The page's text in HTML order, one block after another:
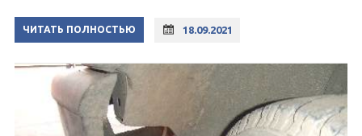
ЧИТАТЬ ПОЛНОСТЬЮ 18.09.2021